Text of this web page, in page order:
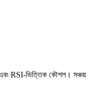
এবং RSI-ভিত্তিক কৌশল। সঞ্চয়